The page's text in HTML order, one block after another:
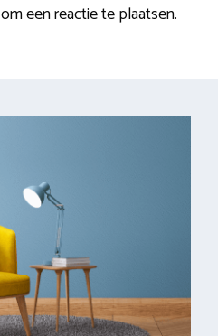
om een reactie te plaatsen.